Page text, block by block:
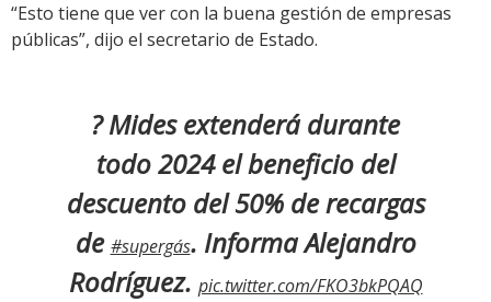
“Esto tiene que ver con la buena gestión de empresas
públicas”, dijo el secretario de Estado.
? Mides extenderá durante
todo 2024 el beneficio del
descuento del 50% de recargas
de #supergás. Informa Alejandro
Rodríguez. pic.twitter.com/FKO3bkPQAQ